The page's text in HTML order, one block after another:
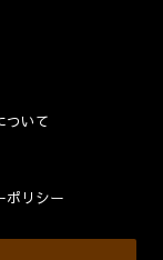
ついて
ポリシー